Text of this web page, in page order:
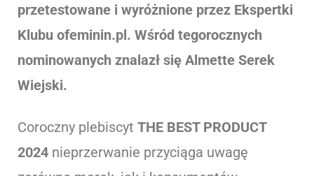
przetestowane i wyróżnione przez Ekspertki
Klubu ofeminin.pl. Wśród tegorocznych
nominowanych znalazł się Almette Serek
Wiejski.
Coroczny plebiscyt THE BEST PRODUCT
2024 nieprzerwanie przyciąga uwagę